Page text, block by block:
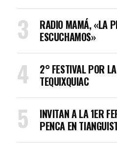
RADIO MAMÁ, «LA
ESCUCHAMOS»
2° FESTIVAL POR
TEQUIXQUIAC
INVITAN A LA 1ER
PENCA EN